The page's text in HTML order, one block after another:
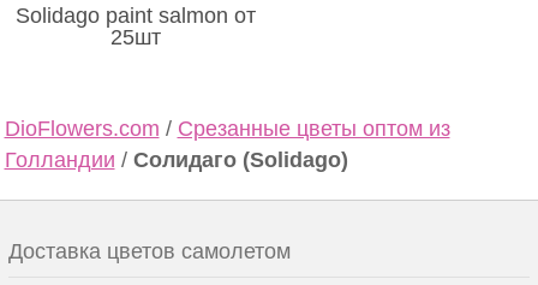
Solidago paint salmon от
25шт
DioFlowers.com / Срезанные цветы оптом из
Голландии / Солидаго (Solidago)
Доставка цветов самолетом